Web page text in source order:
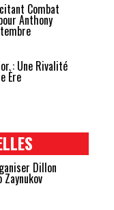
Combat
Anthony
: Une Rivalité
Ère
Dillon
Zaynukov